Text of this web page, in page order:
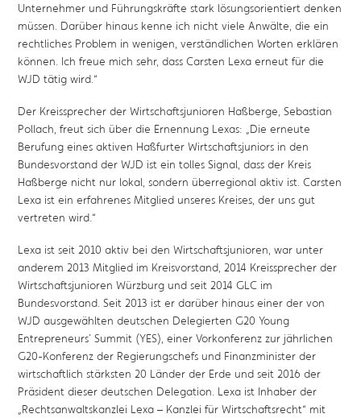
Unternehmer und Führungskräfte stark lösungsorientiert denken
müssen. Darüber hinaus kenne ich nicht viele Anwälte, die ein
rechtliches Problem in wenigen, verständlichen Worten erklären
können. Ich freue mich sehr, dass Carsten Lexa erneut für die
WJD tätig wird.“
Der Kreissprecher der Wirtschaftsjunioren Haßberge, Sebastian
Pollach, freut sich über die Ernennung Lexas: „Die erneute
Berufung eines aktiven Haßfurter Wirtschaftsjuniors in den
Bundesvorstand der WJD ist ein tolles Signal, dass der Kreis
Haßberge nicht nur lokal, sondern überregional aktiv ist. Carsten
Lexa ist ein erfahrenes Mitglied unseres Kreises, der uns gut
vertreten wird.“
Lexa ist seit 2010 aktiv bei den Wirtschaftsjunioren, war unter
anderem 2013 Mitglied im Kreisvorstand, 2014 Kreissprecher der
Wirtschaftsjunioren Würzburg und seit 2014 GLC im
Bundesvorstand. Seit 2013 ist er darüber hinaus einer der von
WJD ausgewählten deutschen Delegierten G20 Young
Entrepreneurs´ Summit (YES), einer Vorkonferenz zur jährlichen
G20-Konferenz der Regierungschefs und Finanzminister der
wirtschaftlich stärksten 20 Länder der Erde und seit 2016 der
Präsident dieser deutschen Delegation. Lexa ist Inhaber der
„Rechtsanwaltskanzlei Lexa – Kanzlei für Wirtschaftsrecht“ mit